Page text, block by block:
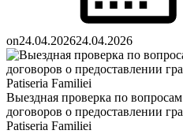
on24.04.202624.04.2026
Выездная проверка по
договоров о предоставлении
Patiseria Familiei